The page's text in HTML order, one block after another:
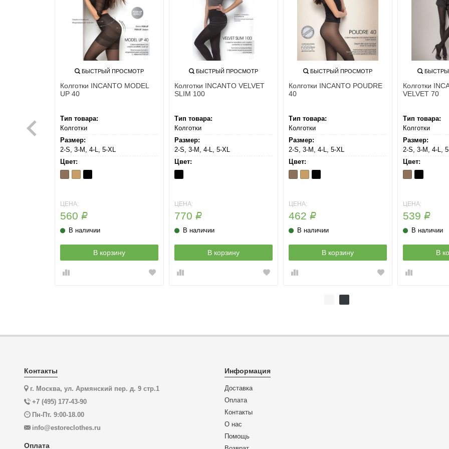
БЫСТРЫЙ ПРОСМОТР
Колготки INCANTO MODEL
UP 40
Тип товара:
Колготки
Размер:
2-S, 3-M, 4-L, 5-XL
Цвет:
Daino MelonNero
ЦЕНА:
560 Р
В наличии
В корзину
БЫСТРЫЙ ПРОСМОТР
Колготки INCANTO VELVET
SLIM 100
Тип товара:
Колготки
Размер:
2-S, 3-M, 4-L, 5-XL
Цвет:
Nero
ЦЕНА:
770 Р
В наличии
В корзину
БЫСТРЫЙ ПРОСМОТР
Колготки INCANTO POUDRE
40
Тип товара:
Колготки
Размер:
2-S, 3-M, 4-L, 5-XL
Цвет:
Daino MelonNero
ЦЕНА:
462 Р
В наличии
В корзину
Колготки
VELVET 70
Тип товара:
Колготки
Размер:
2-S, 3-M, 4-L,
Цвет:
DainoNero
ЦЕНА:
539 Р
В наличии
В
Контакты
г. Москва, ул. Армянский пер. д. 9 стр.1
+7 (495) 177-43-90
Пн-Пт. 9:00-18.00
info@estoreclothes.ru
Оплата
Информация
Доставка
Оплата
Контакты
О нас
Помощь